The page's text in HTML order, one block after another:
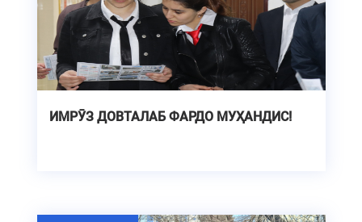
ИМРӮЗ ДОВТАЛАБ ФАРДО МУҲАНДИС!